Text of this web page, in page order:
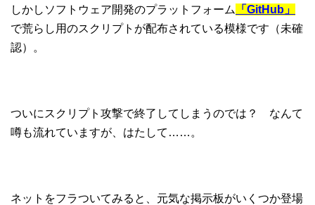
しかしソフトウェア開発のプラットフォーム
「GitHub」
で荒らし用のスクリプトが配布されている模様です（未確
認）。
ついにスクリプト攻撃で終了してしまうのでは？ なんて
噂も流れていますが、はたして……。
ネットをフラついてみると、元気な掲示板がいくつか登場